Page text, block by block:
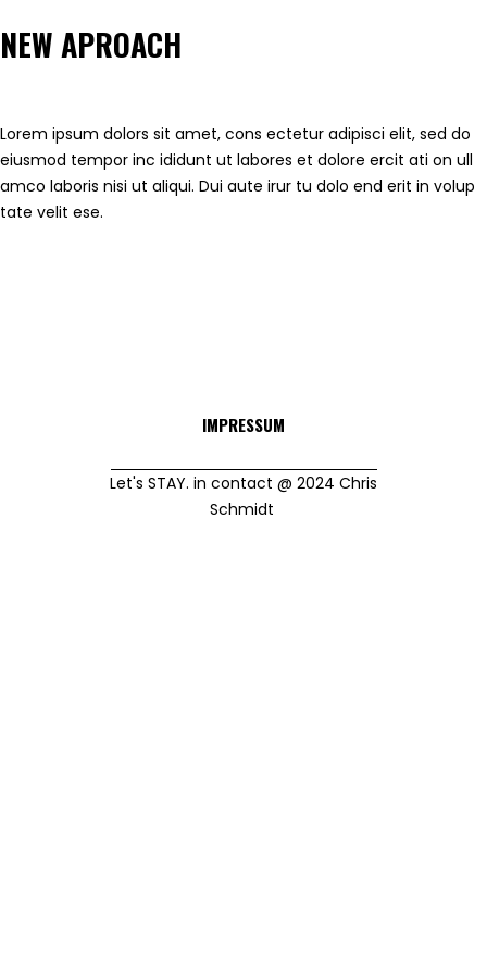
NEW APROACH
Lorem ipsum dolors sit amet, cons ectetur adipisci elit, sed do
eiusmod tempor inc ididunt ut labores et dolore ercit ati on ull
amco laboris nisi ut aliqui. Dui aute irur tu dolo end erit in volup
tate velit ese.
IMPRESSUM
Let's STAY. in contact @ 2024 Chris
Schmidt